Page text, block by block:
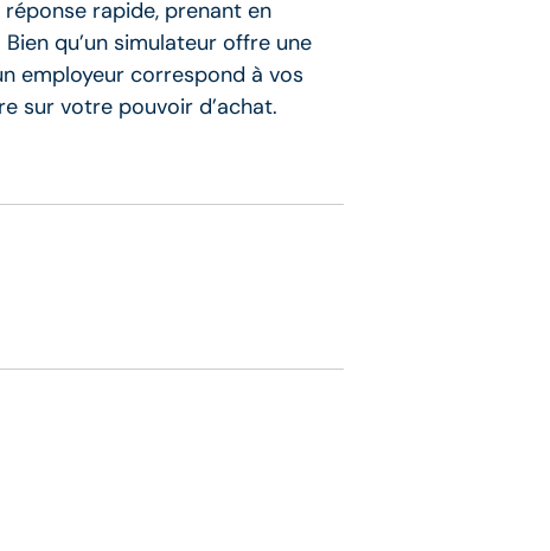
rapide, prenant en
qu’un simulateur offre une
employeur correspond à vos
sur votre pouvoir d’achat.